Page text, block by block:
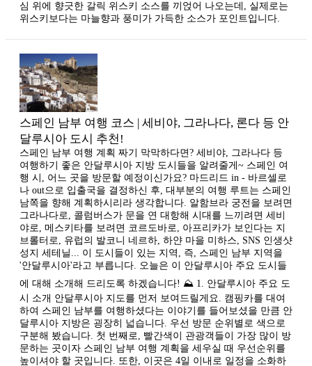
심 위에 향긋한 갈릭 위스키 소스를 끼얹어 나오는데, 실제로는
위스키보다는 마늘향과 풍미가 가득한 소스가 포인트입니다.
스페인 남부 여행 코스 | 세비야, 그라나다, 론다 등 안
달루시아 도시 추천!
스페인 남부 여행 계획 짜기 막막하다면? 세비야, 그라나다 등
여행하기 좋은 안달루시아 지방 도시들을 알려줄게~ 스페인 여
행 시, 어느 곳을 방문할 예정이신가요? 마드리드 in - 바르셀로
나 out으로 입출국을 결정하신 후, 대부분의 여행 루트는 스페인
남쪽을 향해 계획하시리라 생각합니다. 알함브라 궁전을 보려면
그라나다로, 콜럼버스가 문을 연 대항해 시대를 느끼려면 세비
야로, 메스키타를 보려면 코르도바로, 아프리카가 보인다는 지
브롤터로, 유럽의 발코니 네르하, 하얀 마을 미하스, SNS 인생샷
성지 세테닐... 이 도시들이 있는 지역, 즉, 스페인 남부 지역을
'안달루시아'라고 부릅니다. 오늘은 이 안달루시아 주요 도시들
에 대해 소개해 드리도록 하겠습니다! ⛰ 1. 안달루시아 주요 도
시 소개 안달루시아 지도를 먼저 보여드릴게요. 캠핑카를 대여
하여 스페인 남부를 여행하셨다는 이야기를 들어보셨을 만큼 안
달루시아 지방은 굉장히 넓습니다. 우선 방문 순위별로 색으로
구분해 봤습니다. 첫 번째로, 빨간색이 관광객들이 가장 많이 방
문하는 곳이자 스페인 남부 여행 계획을 세우실 때 우선순위를
높이셔야 할 곳입니다. 또한, 이곳은 4일 이내로 일정을 소화하